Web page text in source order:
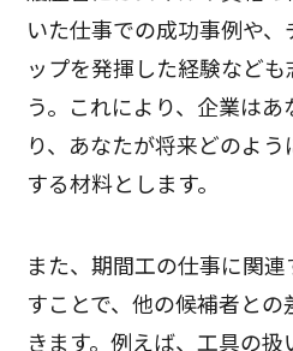
いた仕事での成功事例や
ップを発揮した経験など
う。これにより、企業は
り、あなたが将来どのよ
する材料とします。
また、期間工の仕事に関
すことで、他の候補者と
きます。例えば、工具の